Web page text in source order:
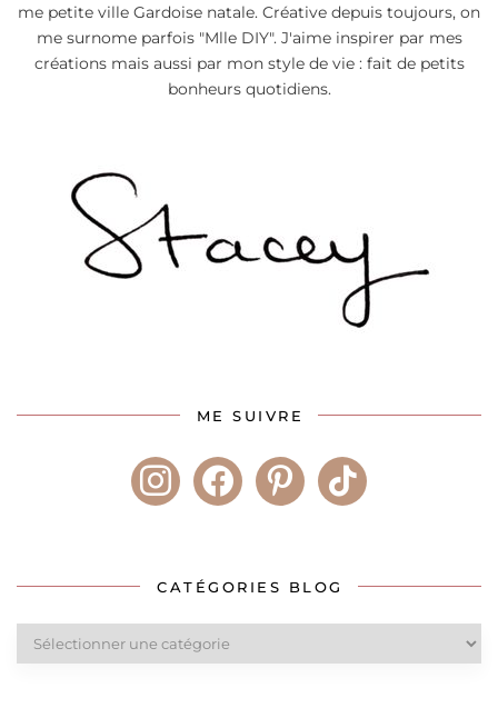
me petite ville Gardoise natale. Créative depuis toujours, on
me surnome parfois "Mlle DIY". J'aime inspirer par mes
créations mais aussi par mon style de vie : fait de petits
bonheurs quotidiens.
ME SUIVRE
instagramfacebookpinteresttiktok
CATÉGORIES BLOG
blog